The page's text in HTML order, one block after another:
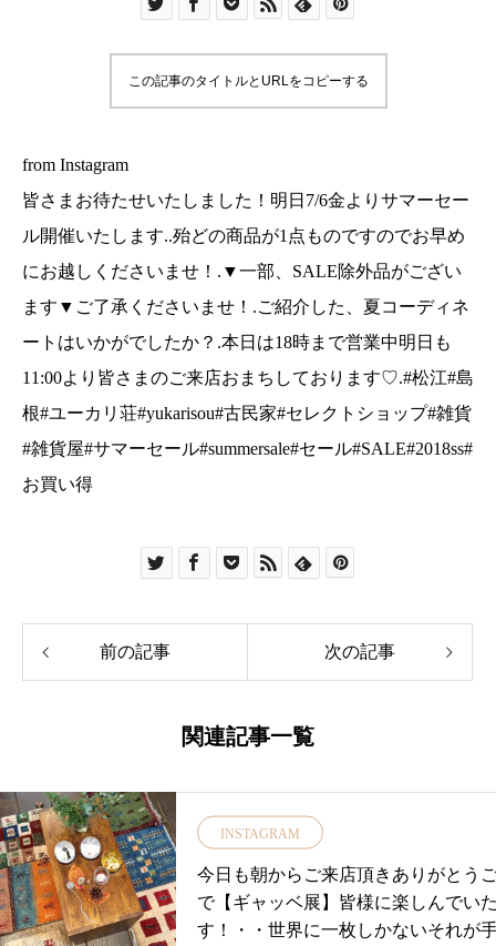
SALE除外品がございます▼ご了承くださいま
たか？.本日は18時まで営業中明日も11:00より皆
#雑貨#雑貨屋#サマーセール#summersale#セール
#SALE#2018ss#お買い得
この記事のタイトルとURLをコピーする
from Instagram
皆さまお待たせいたしました！明日7/6金よりサマーセー
ル開催いたします..殆どの商品が1点ものですのでお早め
にお越しくださいませ！.▼一部、SALE除外品がござい
ます▼ご了承くださいませ！.ご紹介した、夏コーディネ
ートはいかがでしたか？.本日は18時まで営業中明日も
11:00より皆さまのご来店おまちしております♡.#松江#島
根#ユーカリ荘#yukarisou#古民家#セレクトショップ#雑貨
#雑貨屋#サマーセール#summersale#セール#SALE#2018ss#
お買い得
前の記事 次の記事
関連記事一覧
INSTAGRAM
今日も朝からご来店頂きありがとう
で 【ギャッベ展】皆様に楽しんでい
す！・・世界に一枚しかないそれが